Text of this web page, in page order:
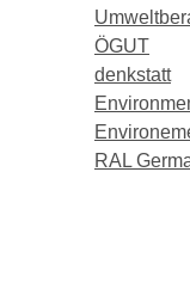
ÖGUT
denkstatt
RAL